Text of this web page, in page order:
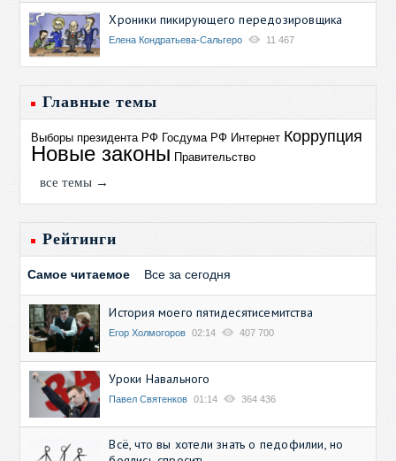
Хроники пикирующего передозировщика
Елена Кондратьева-Сальгеро 11 467
Главные темы
Выборы президента РФ Госдума РФ Интернет Коррупция
Новые законы Правительство
все темы →
Рейтинги
Самое читаемое Все за сегодня
История моего пятидесятисемитства
Егор Холмогоров 02:14 407 700
Уроки Навального
Павел Святенков 01:14 364 436
Всё, что вы хотели знать о педофилии, но